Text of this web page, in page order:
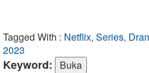
Tagged With : Netflix, Series,
2023
Keyword: